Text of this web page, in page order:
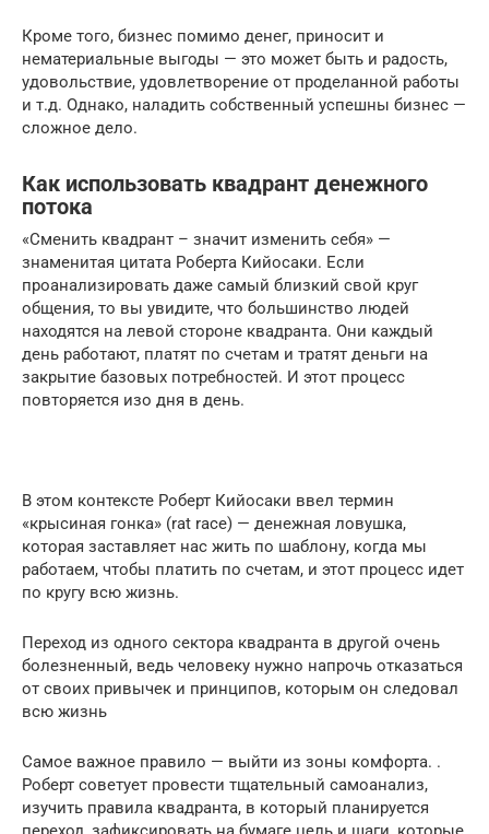
Кроме того, бизнес помимо денег, приносит и
нематериальные выгоды — это может быть и радость,
удовольствие, удовлетворение от проделанной работы
и т.д. Однако, наладить собственный успешны бизнес —
сложное дело.
Как использовать квадрант денежного
потока
«Сменить квадрант – значит изменить себя» —
знаменитая цитата Роберта Кийосаки. Если
проанализировать даже самый близкий свой круг
общения, то вы увидите, что большинство людей
находятся на левой стороне квадранта. Они каждый
день работают, платят по счетам и тратят деньги на
закрытие базовых потребностей. И этот процесс
повторяется изо дня в день.
В этом контексте Роберт Кийосаки ввел термин
«крысиная гонка» (rat race) — денежная ловушка,
которая заставляет нас жить по шаблону, когда мы
работаем, чтобы платить по счетам, и этот процесс идет
по кругу всю жизнь.
Переход из одного сектора квадранта в другой очень
болезненный, ведь человеку нужно напрочь отказаться
от своих привычек и принципов, которым он следовал
всю жизнь
Самое важное правило — выйти из зоны комфорта. .
Роберт советует провести тщательный самоанализ,
изучить правила квадранта, в который планируется